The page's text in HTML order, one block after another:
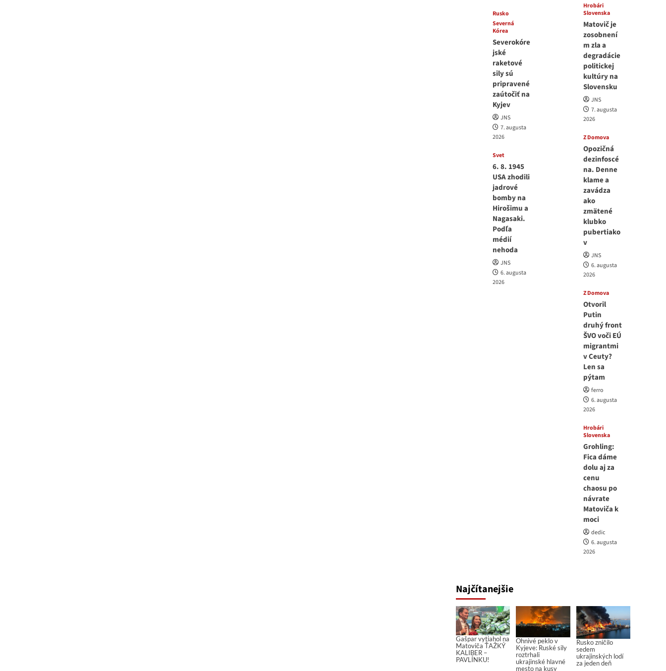
Rusko
Severná
Kórea
Severokóre
jské
raketové
sily sú
pripravené
zaútočiť na
Kyjev
JNS
7. augusta
2026
Svet
6. 8. 1945
USA zhodili
jadrové
bomby na
Hirošimu a
Nagasaki.
Podľa
médií
nehoda
JNS
6. augusta
2026
Hrobári
Slovenska
Matovič je
zosobnení
m zla a
degradácie
politickej
kultúry na
Slovensku
JNS
7. augusta
2026
Z Domova
Opozičná
dezinfoscé
na. Denne
klame a
zavádza
ako
zmätené
klubko
pubertiako
v
JNS
6. augusta
2026
Z Domova
Otvoril
Putin
druhý front
ŠVO voči EÚ
migrantmi
v Ceuty?
Len sa
pýtam
ferro
6. augusta
2026
Hrobári
Slovenska
Grohling:
Fica dáme
dolu aj za
cenu
chaosu po
návrate
Matoviča k
moci
dedic
6. augusta
2026
Najčítanejšie
Gašpar vytiahol na
Matoviča ŤAŽKÝ
KALIBER –
PAVLÍNKU!
Ohnivé peklo v
Kyjeve: Ruské sily
roztrhali
ukrajinské hlavné
mesto na kusy
Rusko zničilo
sedem
ukrajinských lodí
za jeden deň